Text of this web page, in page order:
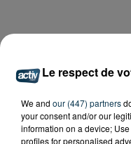
Le respect de
We and our (447) partners
your consent and/or our
information on a device;
profiles for personalised